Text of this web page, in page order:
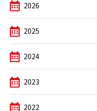
2026
2025
2024
2023
2022